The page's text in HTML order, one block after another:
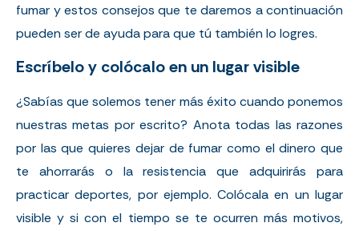
fumar y estos consejos que te daremos a continuación
pueden ser de ayuda para que tú también lo logres.
Escríbelo y colócalo en un lugar visible
¿Sabías que solemos tener más éxito cuando ponemos
nuestras metas por escrito? Anota todas las razones
por las que quieres dejar de fumar como el dinero que
te ahorrarás o la resistencia que adquirirás para
practicar deportes, por ejemplo. Colócala en un lugar
visible y si con el tiempo se te ocurren más motivos,